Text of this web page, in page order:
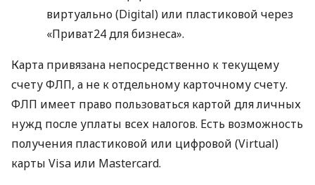
виртуально (Digital) или пластиковой через
«Приват24 для бизнеса».
Карта привязана непосредственно к текущему
счету ФЛП, а не к отдельному карточному счету.
ФЛП имеет право пользоваться картой для личных
нужд после уплаты всех налогов. Есть возможность
получения пластиковой или цифровой (Virtual)
карты Visa или Mastercard.